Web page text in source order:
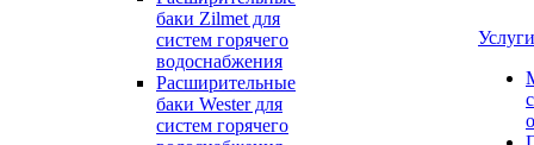
баки Zilmet для
систем горячего
водоснабжения
Расширительные
баки Wester для
систем горячего
Услуги